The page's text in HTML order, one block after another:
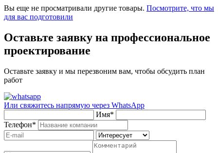
Вы еще не просматривали другие товары. Посмотрите, что мы
для вас подготовили
Оставьте заявку на профессиональное
проектирование
Оставьте заявку и мы перезвоним вам, чтобы обсудить план
работ
Или свяжитесь напрямую через WhatsApp
Имя*
Телефон*